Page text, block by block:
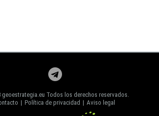
geoestrategia.eu Todos los derechos reservados.
| Política de privacidad | Aviso legal